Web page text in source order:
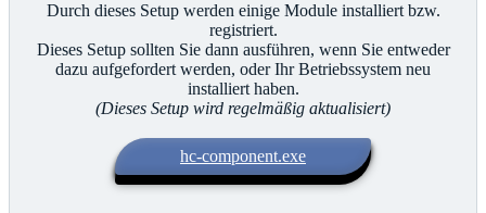
Durch dieses Setup werden einige Module installiert bzw.
registriert.
Dieses Setup sollten Sie dann ausführen, wenn Sie entweder
dazu aufgefordert werden, oder Ihr Betriebssystem neu
installiert haben.
(Dieses Setup wird regelmäßig aktualisiert)
hc-component.exe